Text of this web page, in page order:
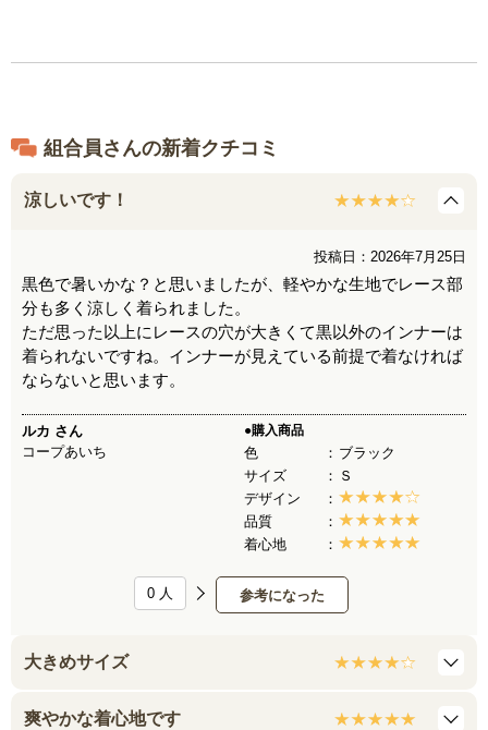
組合員さんの新着クチコミ
涼しいです！
投稿日：2026年7月25日
黒色で暑いかな？と思いましたが、軽やかな生地でレース部
分も多く涼しく着られました。
ただ思った以上にレースの穴が大きくて黒以外のインナーは
着られないですね。インナーが見えている前提で着なければ
ならないと思います。
ルカ さん
コープあいち
●購入商品
色
ブラック
サイズ
Ｓ
デザイン
品質
着心地
参考になった
0 人
大きめサイズ
爽やかな着心地です